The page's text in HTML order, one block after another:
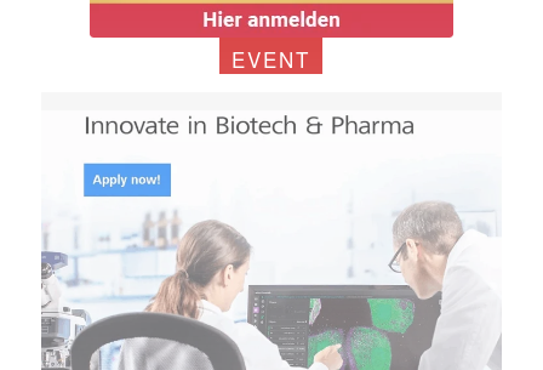
EVENT